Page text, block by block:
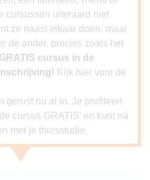
cursussen uiteraard niet
ze naast elkaar doen, maar
de ander, precies zoals het
cursus in de
Kijk hier voor de
gerust nu al in. Je profiteert
cursus GRATIS’ en kunt na
met je thuisstudie.